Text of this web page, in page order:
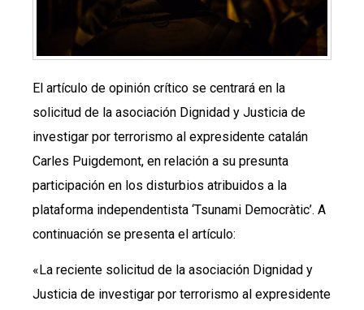
El artículo de opinión crítico se centrará en la
solicitud de la asociación Dignidad y Justicia de
investigar por terrorismo al expresidente catalán
Carles Puigdemont, en relación a su presunta
participación en los disturbios atribuidos a la
plataforma independentista ‘Tsunami Democràtic’. A
continuación se presenta el artículo:
«La reciente solicitud de la asociación Dignidad y
Justicia de investigar por terrorismo al expresidente